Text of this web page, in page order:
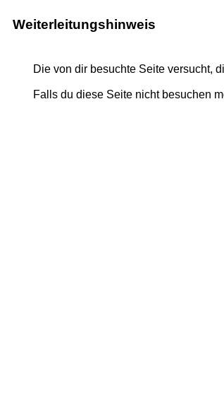
Weiterleitungshinweis
Die von dir besuchte Seite versucht,
Falls du diese Seite nicht besuchen